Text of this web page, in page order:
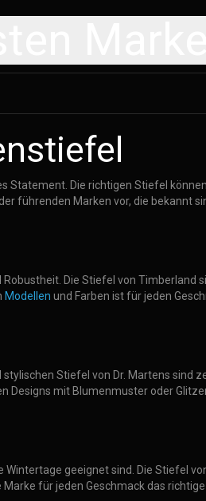
Die richtigen Stiefel
führenden Marken vor, die bekannt
Die Stiefel von Timberland
Modellen und Farben ist für jeden
Stiefel von Dr. Martens
Designs mit Blumenmuster oder
geeignet sind. Die Stiefel
für jeden Geschmack das richtige